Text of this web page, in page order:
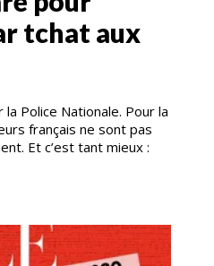
tchat aux
Police Nationale. Pour la
français ne sont pas
Et c’est tant mieux :